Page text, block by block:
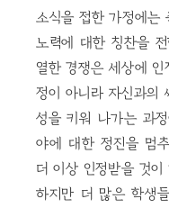
소식을 접한 가정에는
노력에 대한 칭찬을
열한 경쟁은 세상에
정이 아니라 자신과의
성을 키워 나가는 과
야에 대한 정진을 멈
더 이상 인정받을 것
하지만 더 많은 학생